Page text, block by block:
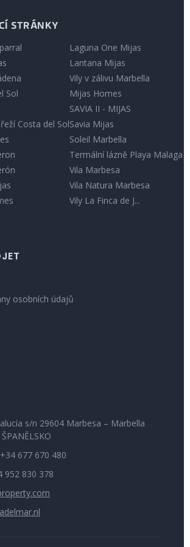
STRÁNKY
Sol
Costa del Sol
Laguna One Mijas
Lantana Mijas
Vily v zálivu Marbella
Mijas Homes
SAVIA II - MIJAS
Savia Mijas
Soleil Marbella
Termální lázně Playa Malaga
Vila Marbesa
Vila Natura Marbesa
Vily La Finca de J...
osobních údajů
s/n 29604 Marbesa – Marbella
677 670 480
952 830 378